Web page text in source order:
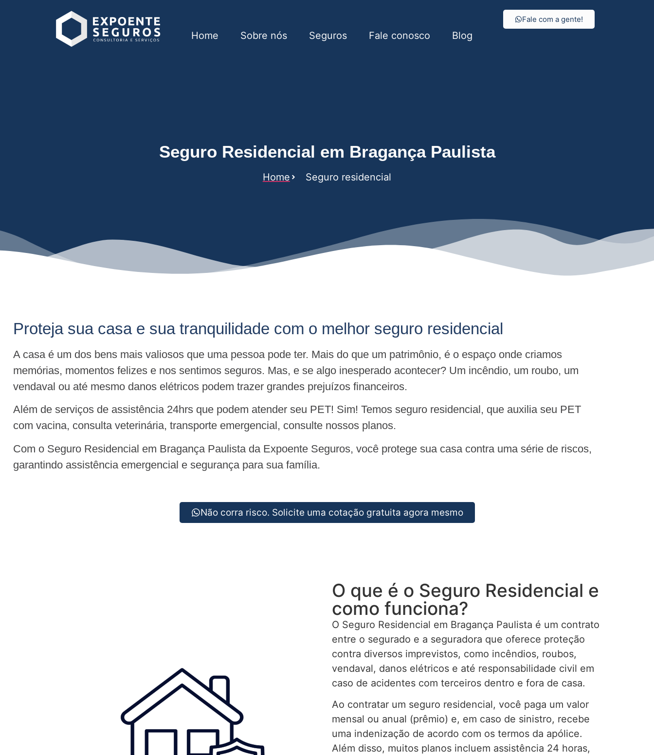
Home Sobre nós Seguros Fale conosco Blog
Fale com a gente!
Seguro Residencial em Bragança Paulista
Home Seguro residencial
Proteja sua casa e sua tranquilidade com o melhor seguro residencial
A casa é um dos bens mais valiosos que uma pessoa pode ter. Mais do que um patrimônio, é o espaço onde criamos
memórias, momentos felizes e nos sentimos seguros. Mas, e se algo inesperado acontecer? Um incêndio, um roubo, um
vendaval ou até mesmo danos elétricos podem trazer grandes prejuízos financeiros.
Além de serviços de assistência 24hrs que podem atender seu PET! Sim! Temos seguro residencial, que auxilia seu PET
com vacina, consulta veterinária, transporte emergencial, consulte nossos planos.
Com o Seguro Residencial em Bragança Paulista da Expoente Seguros, você protege sua casa contra uma série de riscos,
garantindo assistência emergencial e segurança para sua família.
Não corra risco. Solicite uma cotação gratuita agora mesmo
O que é o Seguro Residencial e
como funciona?
O Seguro Residencial em Bragança Paulista é um contrato
entre o segurado e a seguradora que oferece proteção
contra diversos imprevistos, como incêndios, roubos,
vendaval, danos elétricos e até responsabilidade civil em
caso de acidentes com terceiros dentro e fora de casa.
Ao contratar um seguro residencial, você paga um valor
mensal ou anual (prêmio) e, em caso de sinistro, recebe
uma indenização de acordo com os termos da apólice.
Além disso, muitos planos incluem assistência 24 horas,